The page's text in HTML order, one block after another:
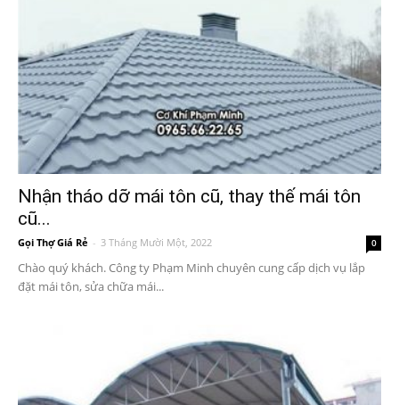
Nhận tháo dỡ mái tôn cũ, thay thế mái tôn
cũ...
Gọi Thợ Giá Rẻ - 3 Tháng Mười Một, 2022 0
Chào quý khách. Công ty Phạm Minh chuyên cung cấp dịch vụ lắp
đặt mái tôn, sửa chữa mái...